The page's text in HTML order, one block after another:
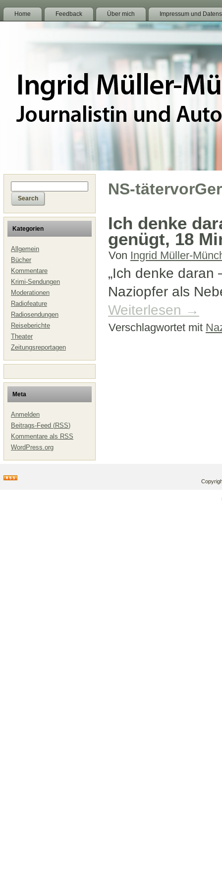
Home Feedback Über mich Impressum und
Kategorien
Allgemein
Bücher
Kommentare
Krimi-Sendungen
Moderationen
Radiofeature
Radiosendungen
Reiseberichte
Theater
Zeitungsreportagen
Meta
Anmelden
Beitrags-Feed (RSS)
Kommentare als RSS
WordPress.org
NS-
Ich denke
genügt, 18
Von Ingrid Müller-
„Ich denke daran
Naziopfer als
Weiterlesen →
Verschlagwortet mit